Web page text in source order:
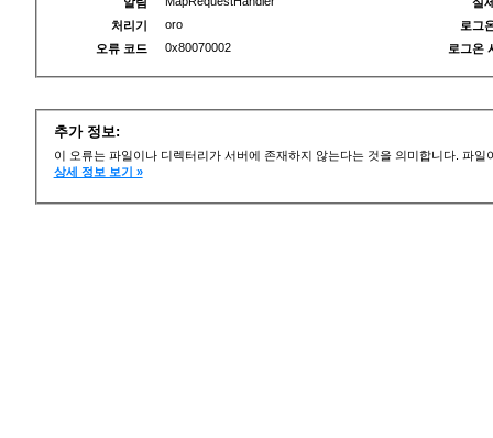
처리기
oro
오류 코드
0x80070002
로그
로그온
추가 정보:
이 오류는 파일이나 디렉터리가 서버에 존재하지 않는다는 것을 의미합니다. 파
상세 정보 보기 »